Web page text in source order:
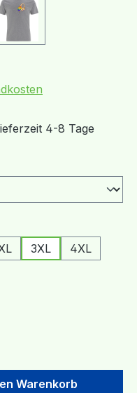
4-8 Tage
3XL
4XL
Warenkorb